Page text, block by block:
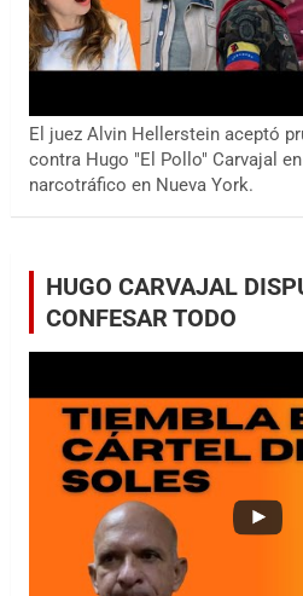
El juez Alvin Hellerstein aceptó
contra Hugo "El Pollo" Carvajal
narcotráfico en Nueva York.
HUGO CARVAJAL
CONFESAR TODO